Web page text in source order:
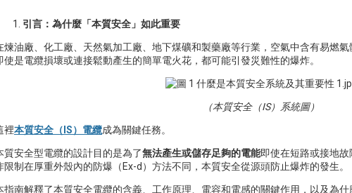
引言：為什麼「本質安全」如此重要
煉油廠、化工廠、天然氣加工廠、地下煤礦和製藥廠等行業，空氣中含有易燃
使是電纜損壞或連接鬆動產生的簡單電火花，都可能引發災難性的爆炸。
（本質安全（IS）系統圖）
裡本質安全（IS）電纜成為關鍵任務。
質安全型電纜的設計目的是為了無法產生或儲存足夠的電能即使在短路或接地
限制在厚重外殼內的防爆（Ex-d）方法不同，本質安全從源頭防止爆炸的發生。
指南解釋了本質安​​全電纜的含義、工作原理、電容和電感的關鍵作用，以及為